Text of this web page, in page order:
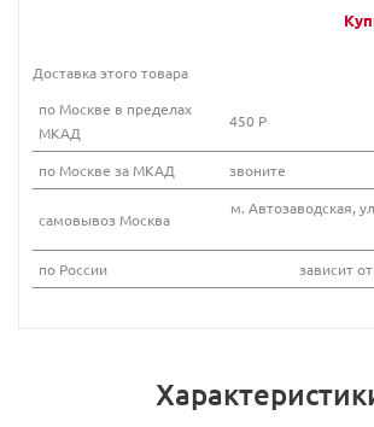
Доставка этого товара
по Москве в пределах
МКАД
450 Р
по Москве за МКАД звоните
самовывоз Москва
м. Автозаводская,
по России
зависит